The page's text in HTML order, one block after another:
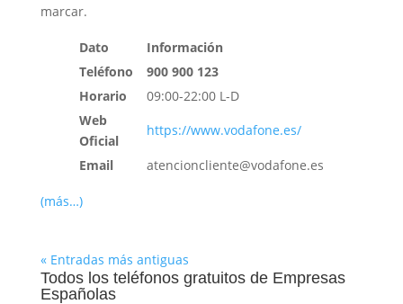
marcar.
Dato
Información
Teléfono
900 900 123
Horario
09:00-22:00 L-D
Web
Oficial
https://www.vodafone.es/
Email atencioncliente@vodafone.es
(más…)
« Entradas más antiguas
Todos los teléfonos gratuitos de Empresas
Españolas